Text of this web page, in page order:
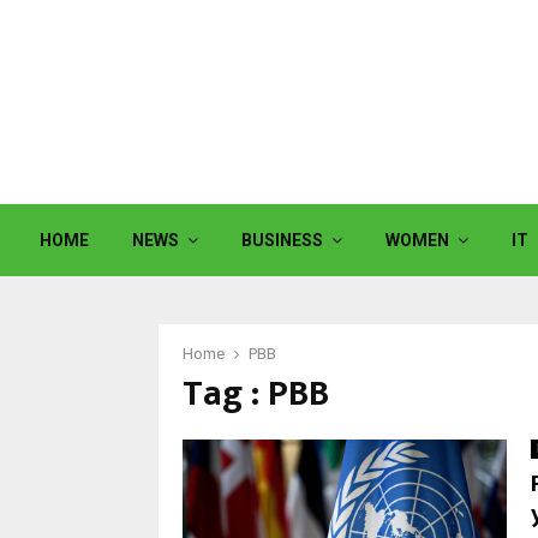
HOME NEWS BUSINESS WOMEN IT
Home PBB
Tag : PBB